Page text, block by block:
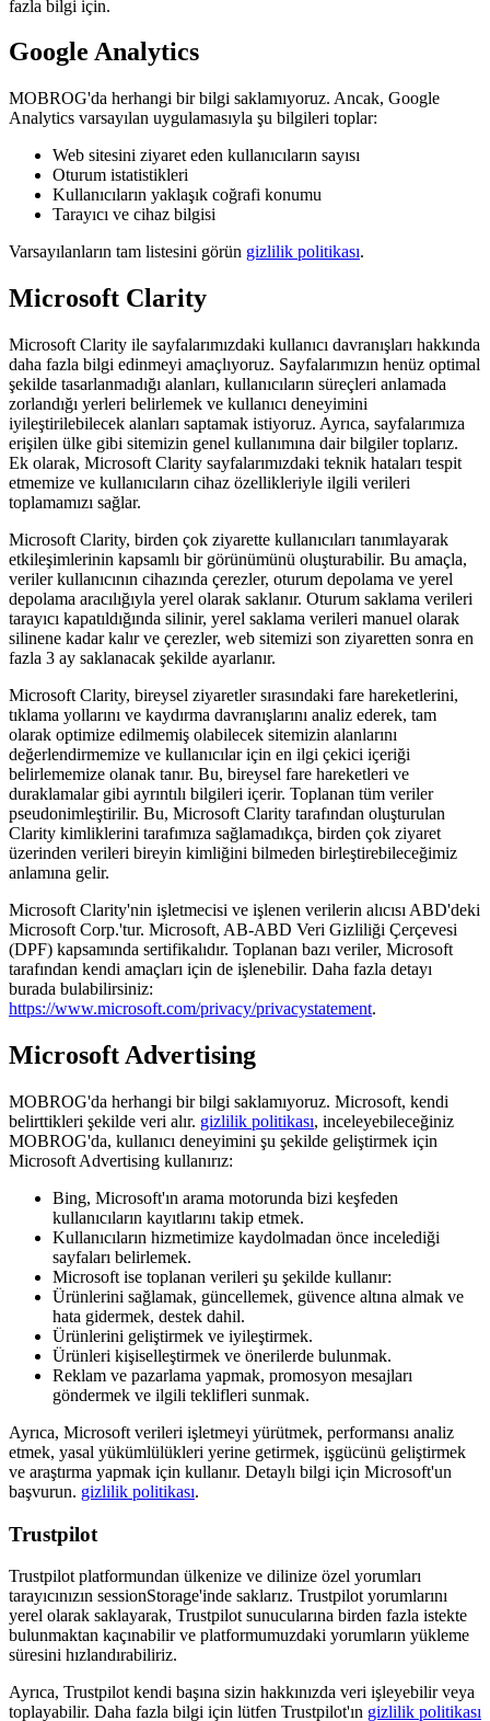
fazla bilgi için.
Google Analytics
MOBROG'da herhangi bir bilgi saklamıyoruz. Ancak, Google
Analytics varsayılan uygulamasıyla şu bilgileri toplar:
Web sitesini ziyaret eden kullanıcıların sayısı
Oturum istatistikleri
Kullanıcıların yaklaşık coğrafi konumu
Tarayıcı ve cihaz bilgisi
Varsayılanların tam listesini görün gizlilik politikası.
Microsoft Clarity
Microsoft Clarity ile sayfalarımızdaki kullanıcı davranışları hakkında
daha fazla bilgi edinmeyi amaçlıyoruz. Sayfalarımızın henüz optimal
şekilde tasarlanmadığı alanları, kullanıcıların süreçleri anlamada
zorlandığı yerleri belirlemek ve kullanıcı deneyimini
iyileştirilebilecek alanları saptamak istiyoruz. Ayrıca, sayfalarımıza
erişilen ülke gibi sitemizin genel kullanımına dair bilgiler toplarız.
Ek olarak, Microsoft Clarity sayfalarımızdaki teknik hataları tespit
etmemize ve kullanıcıların cihaz özellikleriyle ilgili verileri
toplamamızı sağlar.
Microsoft Clarity, birden çok ziyarette kullanıcıları tanımlayarak
etkileşimlerinin kapsamlı bir görünümünü oluşturabilir. Bu amaçla,
veriler kullanıcının cihazında çerezler, oturum depolama ve yerel
depolama aracılığıyla yerel olarak saklanır. Oturum saklama verileri
tarayıcı kapatıldığında silinir, yerel saklama verileri manuel olarak
silinene kadar kalır ve çerezler, web sitemizi son ziyaretten sonra en
fazla 3 ay saklanacak şekilde ayarlanır.
Microsoft Clarity, bireysel ziyaretler sırasındaki fare hareketlerini,
tıklama yollarını ve kaydırma davranışlarını analiz ederek, tam
olarak optimize edilmemiş olabilecek sitemizin alanlarını
değerlendirmemize ve kullanıcılar için en ilgi çekici içeriği
belirlememize olanak tanır. Bu, bireysel fare hareketleri ve
duraklamalar gibi ayrıntılı bilgileri içerir. Toplanan tüm veriler
pseudonimleştirilir. Bu, Microsoft Clarity tarafından oluşturulan
Clarity kimliklerini tarafımıza sağlamadıkça, birden çok ziyaret
üzerinden verileri bireyin kimliğini bilmeden birleştirebileceğimiz
anlamına gelir.
Microsoft Clarity'nin işletmecisi ve işlenen verilerin alıcısı ABD'deki
Microsoft Corp.'tur. Microsoft, AB-ABD Veri Gizliliği Çerçevesi
(DPF) kapsamında sertifikalıdır. Toplanan bazı veriler, Microsoft
tarafından kendi amaçları için de işlenebilir. Daha fazla detayı
burada bulabilirsiniz:
https://www.microsoft.com/privacy/privacystatement.
Microsoft Advertising
MOBROG'da herhangi bir bilgi saklamıyoruz. Microsoft, kendi
belirttikleri şekilde veri alır. gizlilik politikası, inceleyebileceğiniz
MOBROG'da, kullanıcı deneyimini şu şekilde geliştirmek için
Microsoft Advertising kullanırız:
Bing, Microsoft'ın arama motorunda bizi keşfeden
kullanıcıların kayıtlarını takip etmek.
Kullanıcıların hizmetimize kaydolmadan önce incelediği
sayfaları belirlemek.
Microsoft ise toplanan verileri şu şekilde kullanır:
Ürünlerini sağlamak, güncellemek, güvence altına almak ve
hata gidermek, destek dahil.
Ürünlerini geliştirmek ve iyileştirmek.
Ürünleri kişiselleştirmek ve önerilerde bulunmak.
Reklam ve pazarlama yapmak, promosyon mesajları
göndermek ve ilgili teklifleri sunmak.
Ayrıca, Microsoft verileri işletmeyi yürütmek, performansı analiz
etmek, yasal yükümlülükleri yerine getirmek, işgücünü geliştirmek
ve araştırma yapmak için kullanır. Detaylı bilgi için Microsoft'un
başvurun. gizlilik politikası.
Trustpilot
Trustpilot platformundan ülkenize ve dilinize özel yorumları
tarayıcınızın sessionStorage'inde saklarız. Trustpilot yorumlarını
yerel olarak saklayarak, Trustpilot sunucularına birden fazla istekte
bulunmaktan kaçınabilir ve platformumuzdaki yorumların yükleme
süresini hızlandırabiliriz.
Ayrıca, Trustpilot kendi başına sizin hakkınızda veri işleyebilir veya
toplayabilir. Daha fazla bilgi için lütfen Trustpilot'ın gizlilik politikası